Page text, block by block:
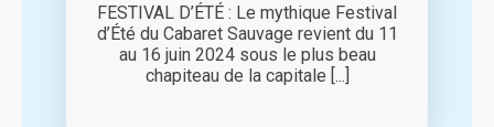
FESTIVAL D’ÉTÉ : Le mythique Festival
d’Été du Cabaret Sauvage revient du 11
au 16 juin 2024 sous le plus beau
chapiteau de la capitale [...]